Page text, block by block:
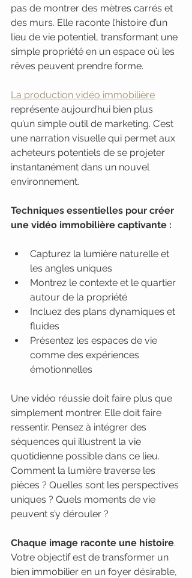
pas de montrer des mètres carrés et
des murs. Elle raconte l’histoire d’un
lieu de vie potentiel, transformant une
simple propriété en un espace où les
rêves peuvent prendre forme.
La production vidéo immobilière
représente aujourd’hui bien plus
qu’un simple outil de marketing. C’est
une narration visuelle qui permet aux
acheteurs potentiels de se projeter
instantanément dans un nouvel
environnement.
Techniques essentielles pour créer
une vidéo immobilière captivante :
Capturez la lumière naturelle et
les angles uniques
Montrez le contexte et le quartier
autour de la propriété
Incluez des plans dynamiques et
fluides
Présentez les espaces de vie
comme des expériences
émotionnelles
Une vidéo réussie doit faire plus que
simplement montrer. Elle doit faire
ressentir. Pensez à intégrer des
séquences qui illustrent la vie
quotidienne possible dans ce lieu.
Comment la lumière traverse les
pièces ? Quelles sont les perspectives
uniques ? Quels moments de vie
peuvent s’y dérouler ?
Chaque image raconte une histoire.
Votre objectif est de transformer un
bien immobilier en un foyer désirable,